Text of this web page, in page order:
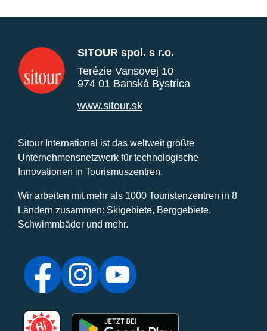
SITOUR spol. s r.o.
Terézie Vansovej 10
974 01 Banská Bystrica
www.sitour.sk
Sitour International ist das weltweit größte
Unternehmensnetzwerk für technologische
Innovationen in Tourismuszentren.
Wir arbeiten mit mehr als 1000 Touristenzentren in 8
Ländern zusammen: Skigebiete, Berggebiete,
Schwimmbäder und mehr.